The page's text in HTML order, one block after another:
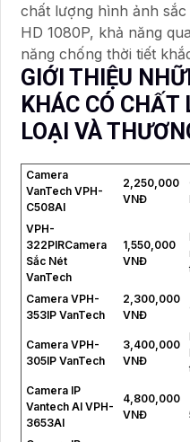
chất lượng hình ảnh
HD 1080P, khả năng
năng chống thời tiết
GIỚI THIỆU
KHÁC CÓ CHẤT
LOẠI VÀ
Camera
VanTech VPH-
C508AI
2,250,000
VNĐ
VPH-
322PIRCamera
Sắc Nét
VanTech
1,550,000
VNĐ
Camera VPH-
353IP VanTech
2,300,000
VNĐ
Camera VPH-
305IP VanTech
3,400,000
VNĐ
Camera IP
Vantech AI VPH-
3653AI
4,800,000
VNĐ